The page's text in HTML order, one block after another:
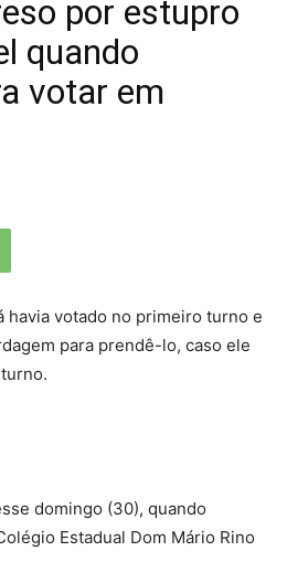
por estupro
quando
votar em
havia votado no primeiro turno e
para prendê-lo, caso ele
domingo (30), quando
Estadual Dom Mário Rino